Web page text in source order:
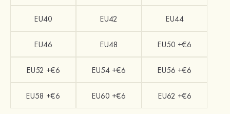
EU40 EU42 EU44
EU46 EU48 EU50 +€6
EU52 +€6 EU54 +€6 EU56 +€6
EU58 +€6 EU60 +€6 EU62 +€6